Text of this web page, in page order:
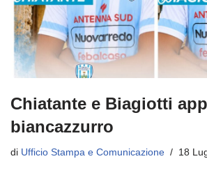
Chiatante e Biagiotti
biancazzurro
di Ufficio Stampa e Comunicazione 18